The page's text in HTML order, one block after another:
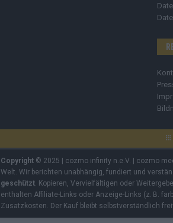
Copyright © 2025 | cozmo infinity n.e.V. | cozmo
Welt. Wir berichten unabhängig, fundiert und
geschützt . Kopieren, Vervielfältigen oder
enthalten Affiliate-Links oder Anzeige-Links (z. B.
Zusatzkosten. Der Kauf bleibt selbstverständlich